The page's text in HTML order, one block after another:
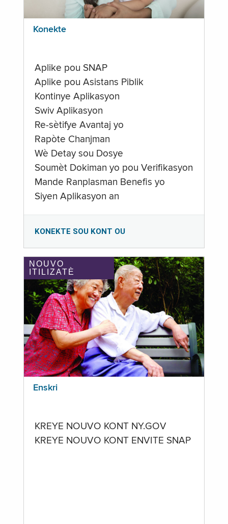
Konekte
Aplike pou SNAP
Aplike pou Asistans Piblik
Kontinye Aplikasyon
Swiv Aplikasyon
Re-sètifye Avantaj yo
Rapòte Chanjman
Wè Detay sou Dosye
Soumèt Dokiman yo pou Verifikasyon
Mande Ranplasman Benefis yo
Siyen Aplikasyon an
KONEKTE SOU KONT OU
NOUVO
ITILIZATÈ
Enskri
KREYE NOUVO KONT NY.GOV
KREYE NOUVO KONT ENVITE SNAP